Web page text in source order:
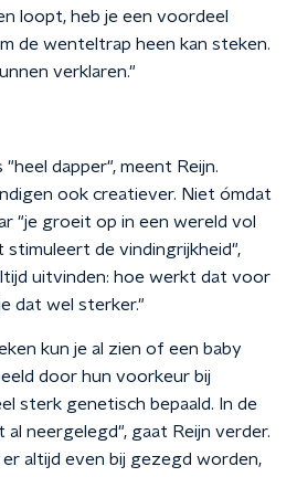
loopt, heb je een voordeel
de wenteltrap heen kan steken.
verklaren."
"heel dapper", meent Reijn.
ook creatiever. Niet ómdat
"je groeit op in een wereld vol
stimuleert de vindingrijkheid",
uitvinden: hoe werkt dat voor
dat wel sterker."
kun je al zien of een baby
door hun voorkeur bij
sterk genetisch bepaald. In de
neergelegd", gaat Reijn verder.
altijd even bij gezegd worden,